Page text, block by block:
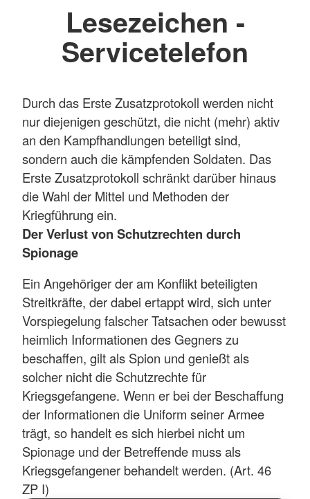
Lesezeichen -
Servicetelefon
Durch das Erste Zusatzprotokoll werden nicht
nur diejenigen geschützt, die nicht (mehr) aktiv
an den Kampfhandlungen beteiligt sind,
sondern auch die kämpfenden Soldaten. Das
Erste Zusatzprotokoll schränkt darüber hinaus
die Wahl der Mittel und Methoden der
Kriegführung ein.
Der Verlust von Schutzrechten durch
Spionage
Ein Angehöriger der am Konflikt beteiligten
Streitkräfte, der dabei ertappt wird, sich unter
Vorspiegelung falscher Tatsachen oder bewusst
heimlich Informationen des Gegners zu
beschaffen, gilt als Spion und genießt als
solcher nicht die Schutzrechte für
Kriegsgefangene. Wenn er bei der Beschaffung
der Informationen die Uniform seiner Armee
trägt, so handelt es sich hierbei nicht um
Spionage und der Betreffende muss als
Kriegsgefangener behandelt werden. (Art. 46
ZP I)